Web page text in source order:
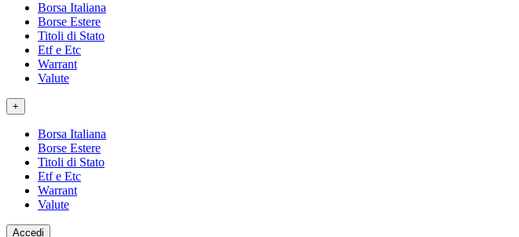
Borsa Italiana
Borse Estere
Titoli di Stato
Etf e Etc
Warrant
Valute
+
Borsa Italiana
Borse Estere
Titoli di Stato
Etf e Etc
Warrant
Valute
Accedi